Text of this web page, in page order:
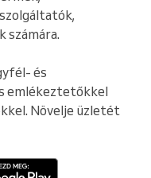
számára.
és
emlékeztetőkkel
Növelje üzletét